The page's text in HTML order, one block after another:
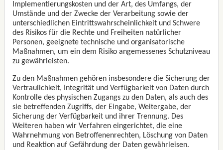
Implementierungskosten und der Art, des Umfangs, der
Umstände und der Zwecke der Verarbeitung sowie der
unterschiedlichen Eintrittswahrscheinlichkeit und Schwere
des Risikos für die Rechte und Freiheiten natürlicher
Personen, geeignete technische und organisatorische
Maßnahmen, um ein dem Risiko angemessenes Schutzniveau
zu gewährleisten.
Zu den Maßnahmen gehören insbesondere die Sicherung der
Vertraulichkeit, Integrität und Verfügbarkeit von Daten durch
Kontrolle des physischen Zugangs zu den Daten, als auch des
sie betreffenden Zugriffs, der Eingabe, Weitergabe, der
Sicherung der Verfügbarkeit und ihrer Trennung. Des
Weiteren haben wir Verfahren eingerichtet, die eine
Wahrnehmung von Betroffenenrechten, Löschung von Daten
und Reaktion auf Gefährdung der Daten gewährleisen.